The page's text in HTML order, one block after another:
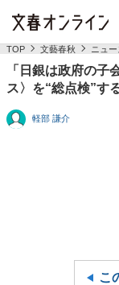
TOP 文藝春秋 ニュー
「日銀は政府の
ス〉を“総点検”す
軽部 謙介
こ